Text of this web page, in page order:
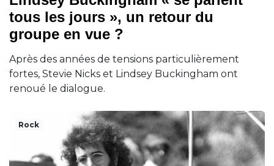
tous les jours », un retour du
groupe en vue ?
Après des années de tensions particulièrement
fortes, Stevie Nicks et Lindsey Buckingham ont
renoué le dialogue.
Rock